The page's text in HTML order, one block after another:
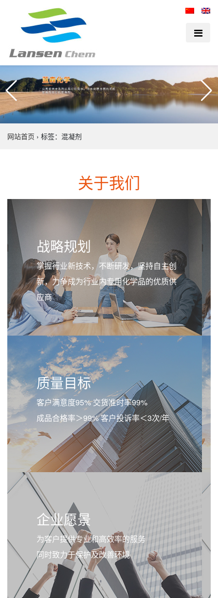
网站首页 › 标签：混凝剂
关于我们
战略规划
掌握行业新技术，不断研发，坚持自主创
新，力争成为行业内专用化学品的优质供
应商
质量目标
客户满意度95% 交货准时率99%
成品合格率＞99% 客户投诉率＜3次/年
企业愿景
为客户提供专业和高效率的服务
同时致力于保护及改善环境